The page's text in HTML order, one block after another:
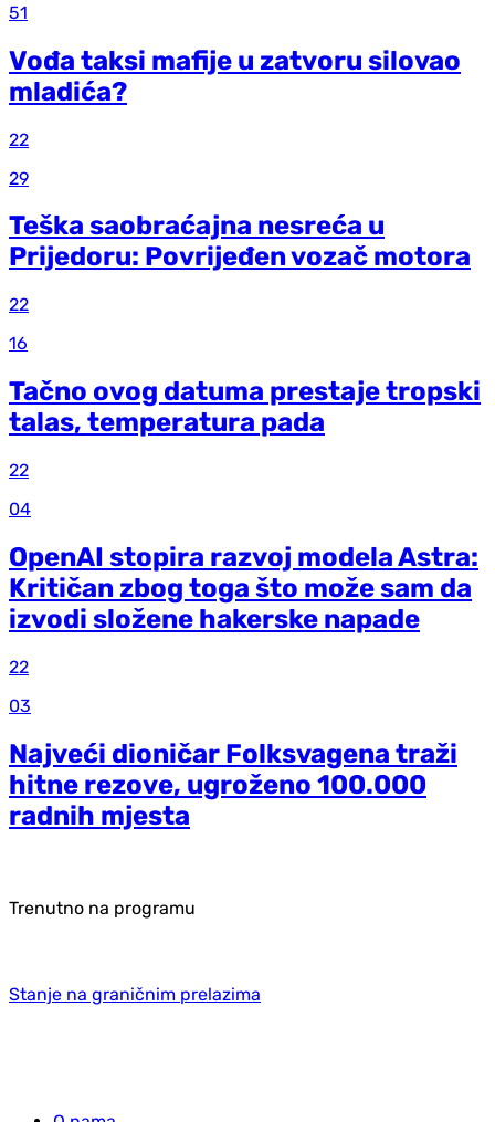
51
Vođa taksi mafije u zatvoru silovao
mladića?
22
29
Teška saobraćajna nesreća u
Prijedoru: Povrijeđen vozač motora
22
16
Tačno ovog datuma prestaje tropski
talas, temperatura pada
22
04
OpenAI stopira razvoj modela Astra:
Kritičan zbog toga što može sam da
izvodi složene hakerske napade
22
03
Najveći dioničar Folksvagena traži
hitne rezove, ugroženo 100.000
radnih mjesta
Trenutno na programu
Stanje na graničnim prelazima